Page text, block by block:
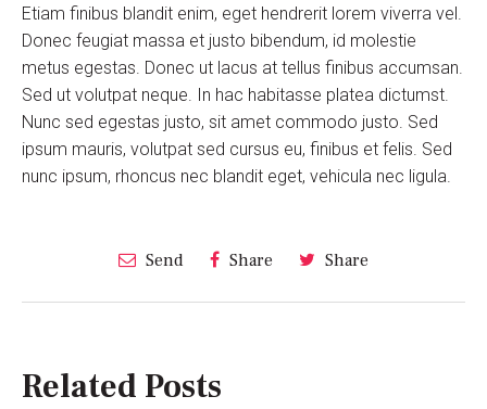
Etiam finibus blandit enim, eget hendrerit lorem viverra vel.
Donec feugiat massa et justo bibendum, id molestie
metus egestas. Donec ut lacus at tellus finibus accumsan.
Sed ut volutpat neque. In hac habitasse platea dictumst.
Nunc sed egestas justo, sit amet commodo justo. Sed
ipsum mauris, volutpat sed cursus eu, finibus et felis. Sed
nunc ipsum, rhoncus nec blandit eget, vehicula nec ligula.
Send Share Share
Related Posts